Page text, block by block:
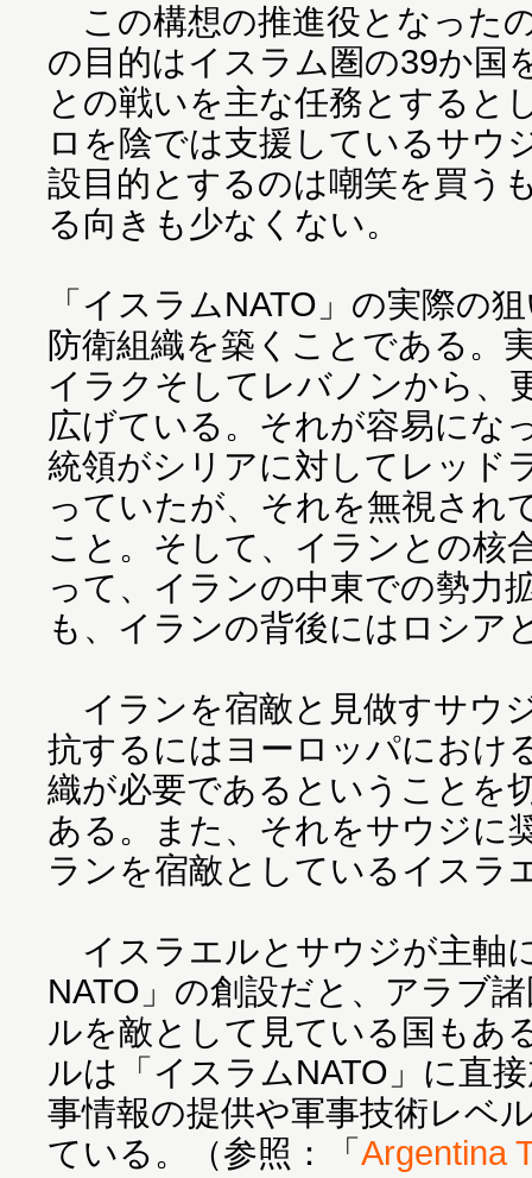
この構想の推進役となった
の目的はイスラム圏の39か国
との戦いを主な任務とすると
ロを陰では支援しているサウ
設目的とするのは嘲笑を買う
る向きも少なくない。
「イスラムNATO」の実際の
防衛組織を築くことである。
イラクそしてレバノンから、
広げている。それが容易にな
統領がシリアに対してレッド
っていたが、それを無視され
こと。そして、イランとの核
って、イランの中東での勢力
も、イランの背後にはロシア
イランを宿敵と見做すサウ
抗するにはヨーロッパにおけ
織が必要であるということを
ある。また、それをサウジに
ランを宿敵としているイスラ
イスラエルとサウジが主軸
NATO」の創設だと、アラブ
ルを敵として見ている国もあ
ルは「イスラムNATO」に直
事情報の提供や軍事技術レベ
ている。（参照：「Argentina